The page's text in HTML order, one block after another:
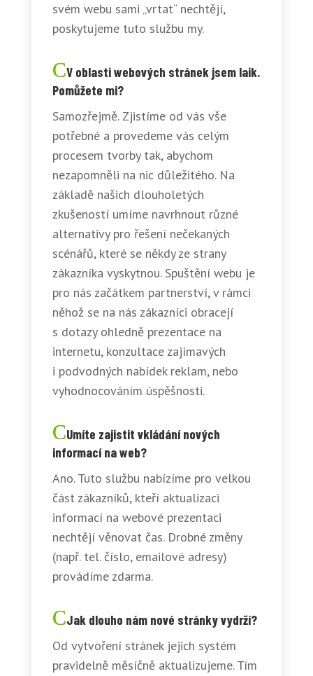
svém webu sami „vrtat“ nechtějí,
poskytujeme tuto službu my.
V oblasti webových stránek jsem laik.
Pomůžete mi?
Samozřejmě. Zjistíme od vás vše
potřebné a provedeme vás celým
procesem tvorby tak, abychom
nezapomněli na nic důležitého. Na
základě našich dlouholetých
zkušeností umíme navrhnout různé
alternativy pro řešení nečekaných
scénářů, které se někdy ze strany
zákazníka vyskytnou. Spuštění webu je
pro nás začátkem partnerství, v rámci
něhož se na nás zákazníci obracejí
s dotazy ohledně prezentace na
internetu, konzultace zajímavých
i podvodných nabídek reklam, nebo
vyhodnocováním úspěšnosti.
Umíte zajistit vkládání nových
informací na web?
Ano. Tuto službu nabízíme pro velkou
část zákazníků, kteří aktualizaci
informací na webové prezentaci
nechtějí věnovat čas. Drobné změny
(např. tel. číslo, emailové adresy)
provádíme zdarma.
Jak dlouho nám nové stránky vydrží?
Od vytvoření stránek jejich systém
pravidelně měsíčně aktualizujeme. Tím